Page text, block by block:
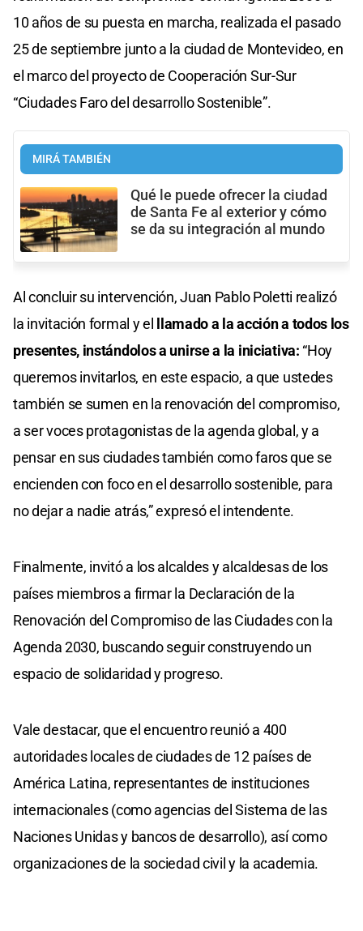
10 años de su puesta en marcha, realizada el pasado
25 de septiembre junto a la ciudad de Montevideo, en
el marco del proyecto de Cooperación Sur-Sur
“Ciudades Faro del desarrollo Sostenible”.
MIRÁ TAMBIÉN
Qué le puede ofrecer la ciudad
de Santa Fe al exterior y cómo
se da su integración al mundo
Al concluir su intervención, Juan Pablo Poletti realizó
la invitación formal y el
llamado a la acción a todos los
presentes, instándolos a unirse a la iniciativa: “Hoy
queremos invitarlos, en este espacio, a que ustedes
también se sumen en la renovación del compromiso,
a ser voces protagonistas de la agenda global, y a
pensar en sus ciudades también como faros que se
encienden con foco en el desarrollo sostenible, para
no dejar a nadie atrás,” expresó el intendente.
Finalmente, invitó a los alcaldes y alcaldesas de los
países miembros a firmar la Declaración de la
Renovación del Compromiso de las Ciudades con la
Agenda 2030, buscando seguir construyendo un
espacio de solidaridad y progreso.
Vale destacar, que el encuentro reunió a 400
autoridades locales de ciudades de 12 países de
América Latina, representantes de instituciones
internacionales (como agencias del Sistema de las
Naciones Unidas y bancos de desarrollo), así como
organizaciones de la sociedad civil y la academia.